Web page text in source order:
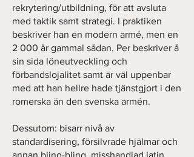
rekrytering/utbildning, för att avsluta
med taktik samt strategi. I praktiken
beskriver han en modern armé, men en
2 000 år gammal sådan. Per beskriver å
sin sida löneutveckling och
förbandslojalitet samt är väl uppenbar
med att han hellre hade tjänstgjort i den
romerska än den svenska armén.
Dessutom: bisarr nivå av
standardisering, försilvrade hjälmar och
annan bling-bling, misshandlad latin,